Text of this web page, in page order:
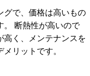
グで、価格は高いもの
。 断熱性が高いので
く、メンテナンスを
リットです。